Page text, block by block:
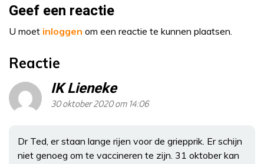
Geef een reactie
U moet inloggen om een reactie te kunnen plaatsen.
Reactie
IK Lieneke
30 oktober 2020 om 14:06
Dr Ted, er staan lange rijen voor de griepprik. Er schijn
niet genoeg om te vaccineren te zijn. 31 oktober kan